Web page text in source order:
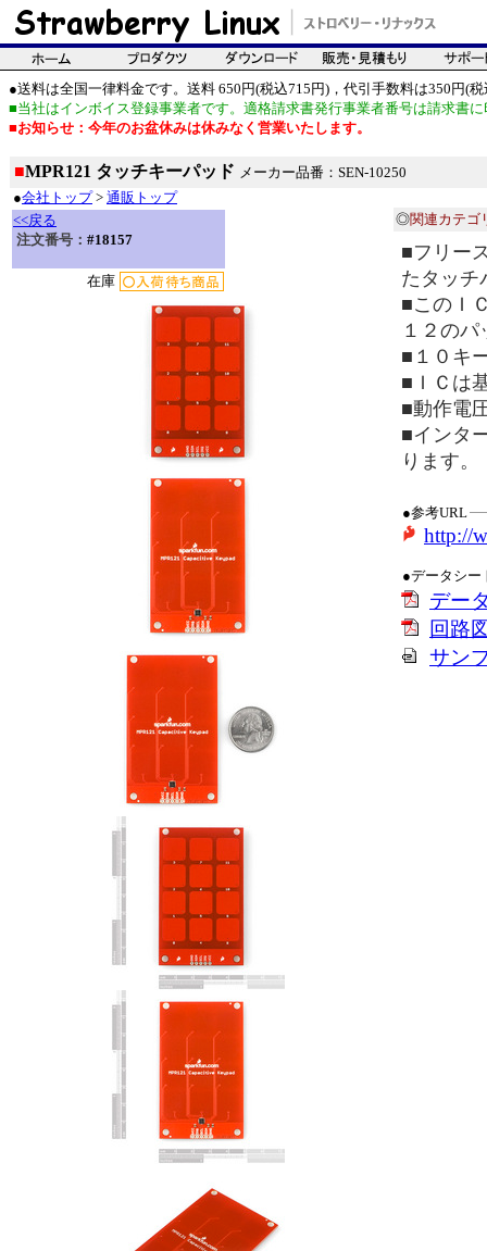
●送料は全国一律料金です。送料 650円(税込715円)，代引手数料は350円(税
■当社はインボイス登録事業者です。適格請求書発行事業者番号は請求書
■お知らせ：今年のお盆休みは休みなく営業いたします。
■MPR121 タッチキーパッド メーカー品番：SEN-10250
●会社トップ> 通販トップ
<<戻る
注文番号： #18157
在庫
◎関連カテゴ
■フリー
たタッチ
■このＩ
１２の
■１０キ
■ＩＣは
■動作電
■インタ
ります。
●参考URL
http://
●データシー
デー
回路
サン